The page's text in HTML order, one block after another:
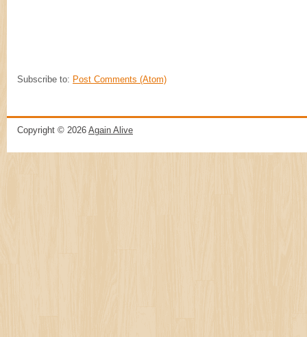
Subscribe to: Post Comments (Atom)
Copyright © 2026 Again Alive